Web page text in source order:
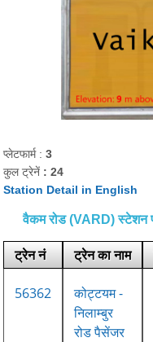
प्लेटफार्म :3
कुल ट्रेनें : 24
Station Detail in English
वैकम रोड (VARD) स्टेशन
ट्रेन नं ट्रेन का नाम
56362
कोट्टयम -
निलाम्बुर
रोड पैसेंजर